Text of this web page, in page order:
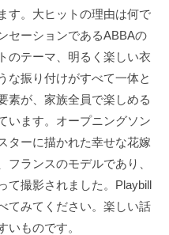
す。大ヒットの理由は何で
セーションであるABBAの
のテーマ、明るく楽しい衣
な振り付けがすべて一体と
素が、家族全員で楽しめる
います。オープニングソン
ターに描かれた幸せな花嫁
フランスのモデルであり、
て撮影されました。Playbill
てみてください。楽しい話
いものです。